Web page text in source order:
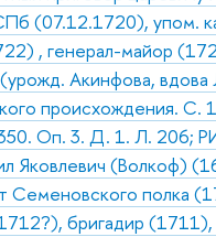
(07.12.1720), упом.
, генерал-майор
Акинфова, вдова
происхождения.
Оп. 3. Д. 1. Л. 206;
Яковлевич (Волкоф)
полка
бригадир